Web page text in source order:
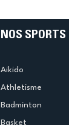
NOS SPORTS
Aikido
Athletisme
Badminton
Basket